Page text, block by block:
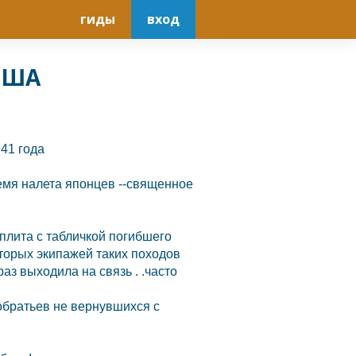
гиды вход
года
налета японцев --священное
с табличкой погибшего
экипажей таких походов
выходила на связь . .часто
не вернувшихся с